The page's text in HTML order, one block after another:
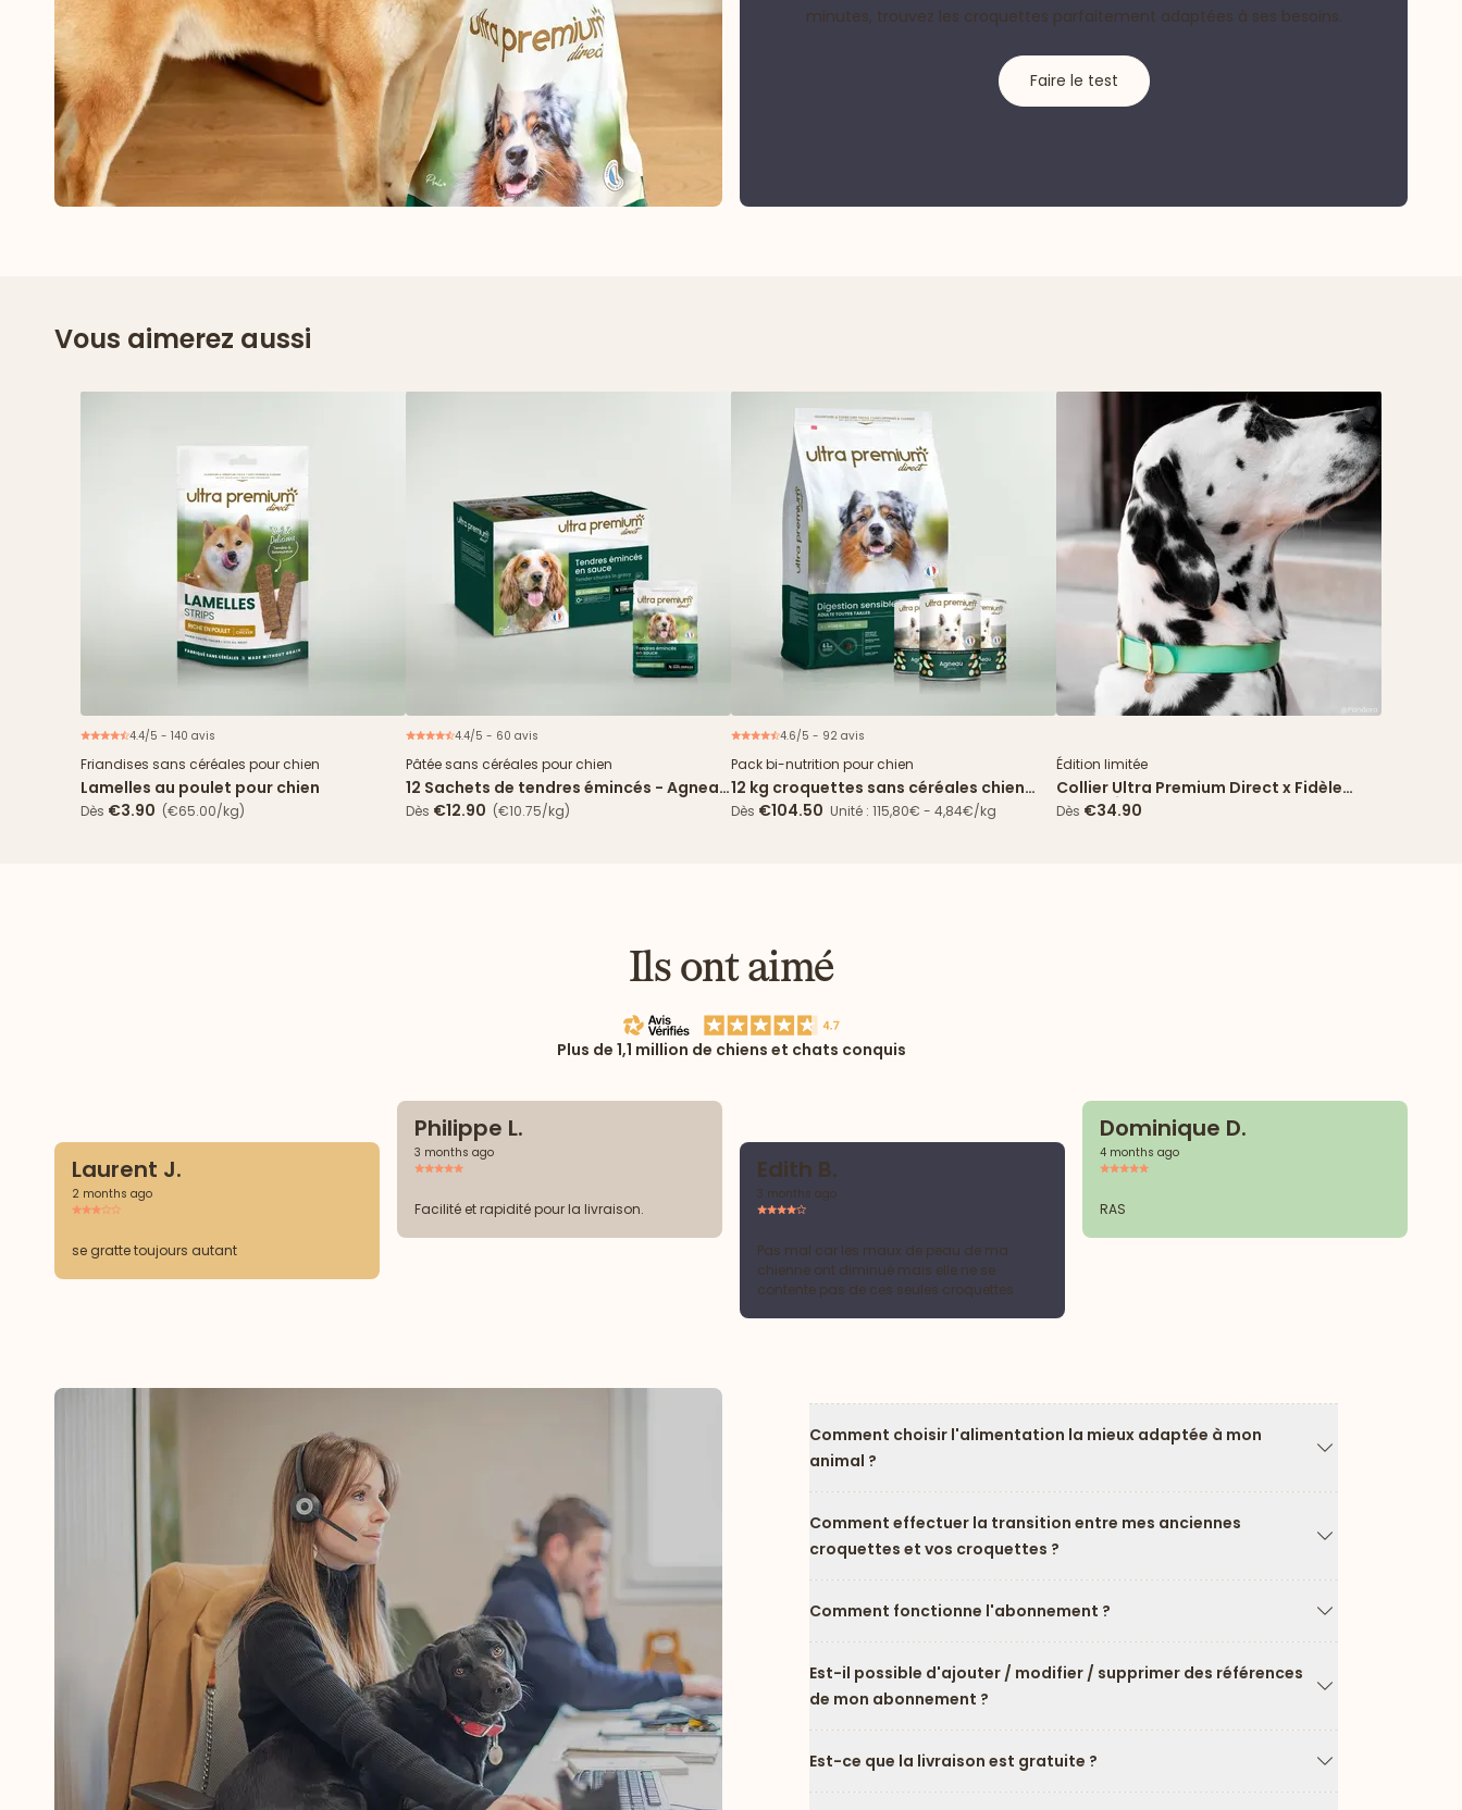
minutes, trouvez les croquettes parfaitement adaptées à ses besoins.
Faire le test
Vous aimerez aussi
4.4/5 - 140 avis
Friandises sans céréales pour chien
Lamelles au poulet pour chien
Dès €3.90 (€65.00/kg)
4.4/5 - 60 avis
Pâtée sans céréales pour chien
12 Sachets de tendres émincés - Agneau
& haricots verts
Dès €12.90 (€10.75/kg)
4.6/5 - 92 avis
Pack bi-nutrition pour chien
12 kg croquettes sans céréales chien
Digestion Sensible + 24 boîtes agneau
Dès €104.50 Unité : 115,80€ - 4,84€/kg
Édition limitée
Collier Ultra Premium Direct x Fidèle
Paris - Édition limitée
Dès €34.90
Ils ont aimé
Plus de 1,1 million de chiens et chats conquis
Laurent J.
2 months ago
se gratte toujours autant
Philippe L.
3 months ago
Facilité et rapidité pour la livraison.
Edith B.
3 months ago
Pas mal car les maux de peau de ma
chienne ont diminué mais elle ne se
contente pas de ces seules croquettes
Dominique D.
4 months ago
RAS
Comment choisir l'alimentation la mieux adaptée à mon
animal ?
Comment effectuer la transition entre mes anciennes
croquettes et vos croquettes ?
Comment fonctionne l'abonnement ?
Flèche vers le
Est-il possible d'ajouter / modifier / supprimer des références
de mon abonnement ?
Est-ce que la livraison est gratuite ?
Flèche vers le